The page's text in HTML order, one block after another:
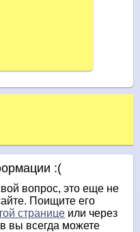
:(
вопрос, это еще не
Поищите его
странице или через
вы всегда можете